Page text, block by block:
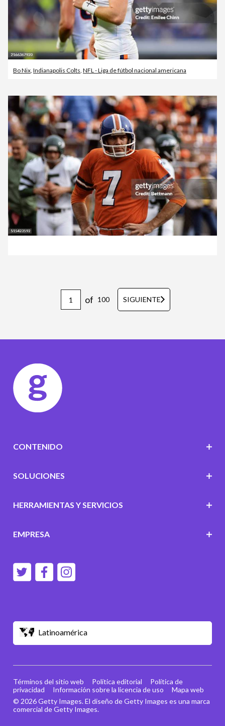
Bo Nix, Indianapolis Colts, NFL - Liga de fútbol nacional americana
of 100 SIGUIENTE
Latinoamérica
CONTENIDO
SOLUCIONES
HERRAMIENTAS Y SERVICIOS
EMPRESA
© 2026 Getty Images. El diseño de Getty Images es una marca
comercial de Getty Images.
Términos del sitio web Política editorial
Política de
privacidad
Información sobre la licencia de uso Mapa web